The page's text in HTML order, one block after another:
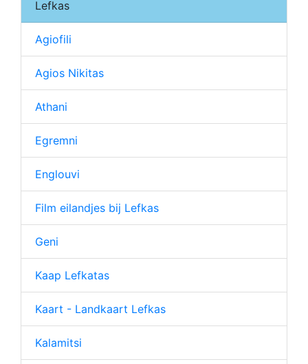
Lefkas
Agiofili
Agios Nikitas
Athani
Egremni
Englouvi
Film eilandjes bij Lefkas
Geni
Kaap Lefkatas
Kaart - Landkaart Lefkas
Kalamitsi